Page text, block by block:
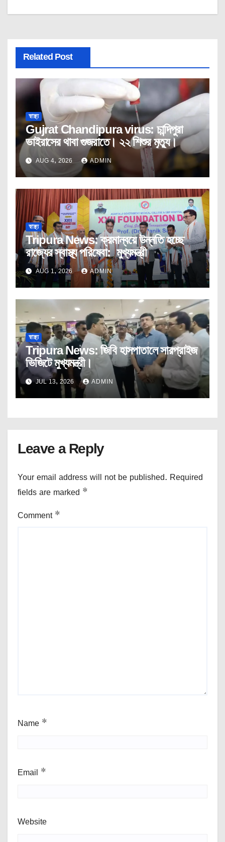
Related Post
স্বাস্থ্য
Gujrat Chandipura virus: চান্দিপুরা
ভাইরাসের থাবা গুজরাতে। ২২ শিশুর মৃত্যু।
AUG 4, 2026 ADMIN
স্বাস্থ্য
Tripura News: ক্রমান্বয়ে উন্নতি হচ্ছে
রাজ্যের স্বাস্থ্য পরিষেবা: মুখ্যমন্ত্রী
AUG 1, 2026 ADMIN
স্বাস্থ্য
Tripura News: জিবি হাসপাতালে সারপ্রাইজ
ভিজিটে মুখ্যমন্ত্রী।
JUL 13, 2026 ADMIN
Leave a Reply
Your email address will not be published. Required
fields are marked *
Comment *
Name *
Email *
Website